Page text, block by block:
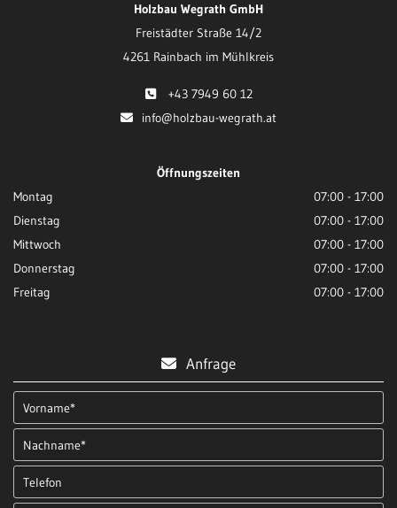
Holzbau Wegrath GmbH
Freistädter Straße 14/2
4261 Rainbach im Mühlkreis
 +43 7949 60 12
 info@holzbau-wegrath.at
Öffnungszeiten
Montag
07:00 - 17:00
Dienstag
07:00 - 17:00
Mittwoch
07:00 - 17:00
Donnerstag
07:00 - 17:00
Freitag
07:00 - 17:00
 Anfrage